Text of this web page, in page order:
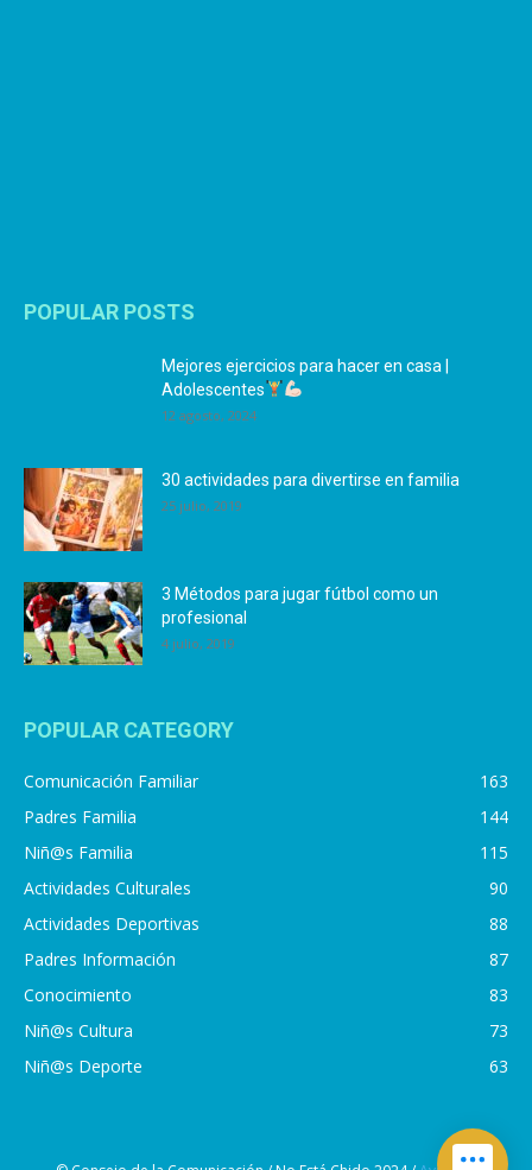
POPULAR POSTS
Mejores ejercicios para hacer en casa |
Adolescentes
12 agosto, 2024
30 actividades para divertirse en familia
25 julio, 2019
3 Métodos para jugar fútbol como un
profesional
4 julio, 2019
POPULAR CATEGORY
Comunicación Familiar
163
Padres Familia
144
Niñ@s Familia
115
Actividades Culturales
90
Actividades Deportivas
88
Padres Información
87
Conocimiento
83
Niñ@s Cultura
73
Niñ@s Deporte
63